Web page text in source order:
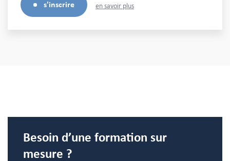
s'inscrire en savoir plus
Besoin d’une formation sur
mesure ?